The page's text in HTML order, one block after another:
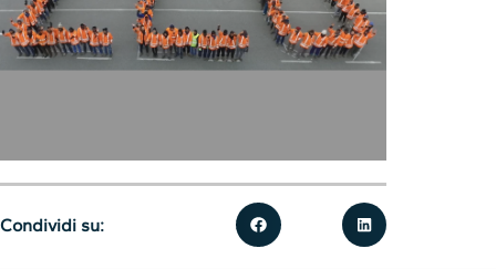
Condividi su: